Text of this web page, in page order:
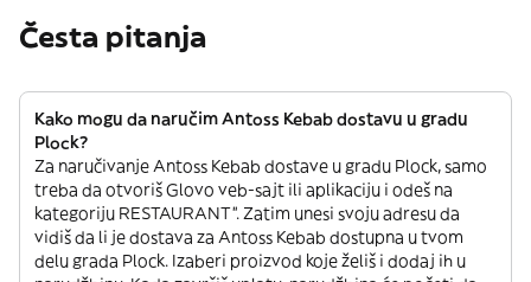
Česta pitanja
Kako mogu da naručim Antoss Kebab dostavu u gradu
Plock?
Za naručivanje Antoss Kebab dostave u gradu Plock, samo
treba da otvoriš Glovo veb-sajt ili aplikaciju i odeš na
kategoriju RESTAURANT”. Zatim unesi svoju adresu da
vidiš da li je dostava za Antoss Kebab dostupna u tvom
delu grada Plock. Izaberi proizvod koje želiš i dodaj ih u